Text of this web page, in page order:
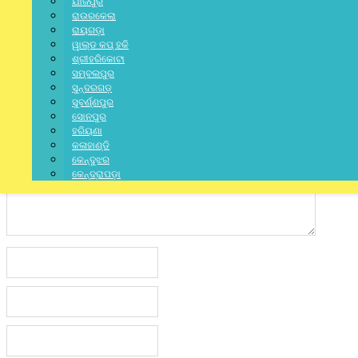
ରାଉରକେଲା
ରାୟଗଡ଼ା
ୱାଲ୍ଡ କପ୍ ହକି
ଶ୍ରୀହରିକୋଟା
ସମ୍ବଲପୁର
ସୁନ୍ଦରଗଡ଼
ସୁବର୍ଣ୍ଣପୁର
ସୋନପୁର
ହରିୟଣା
କଳାହାଣ୍ଡି
କେନ୍ଦୁଝର
କେନ୍ଦ୍ରାପଡ଼ା
Your email address will not be published.